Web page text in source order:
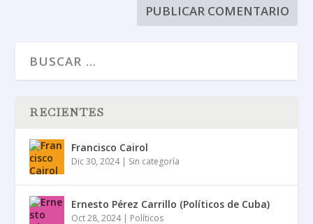
RECIENTES
Francisco Cairol
Dic 30, 2024| Sin categoría
Ernesto Pérez Carrillo (Políticos de Cuba)
Oct 28, 2024| Políticos